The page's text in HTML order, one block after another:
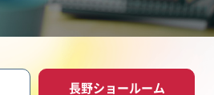
長野ショールーム